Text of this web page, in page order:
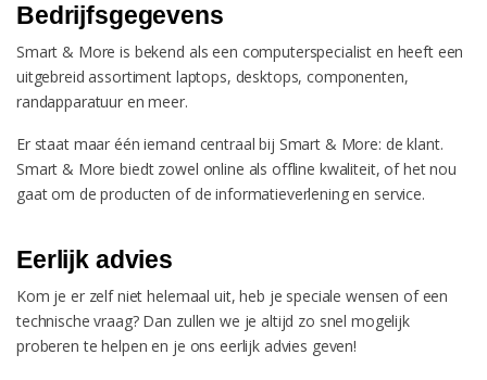
Bedrijfsgegevens
Smart & More is bekend als een computerspecialist en heeft een
uitgebreid assortiment laptops, desktops, componenten,
randapparatuur en meer.
Er staat maar één iemand centraal bij Smart & More: de klant.
Smart & More biedt zowel online als offline kwaliteit, of het nou
gaat om de producten of de informatieverlening en service.
Eerlijk advies
Kom je er zelf niet helemaal uit, heb je speciale wensen of een
technische vraag? Dan zullen we je altijd zo snel mogelijk
proberen te helpen en je ons eerlijk advies geven!